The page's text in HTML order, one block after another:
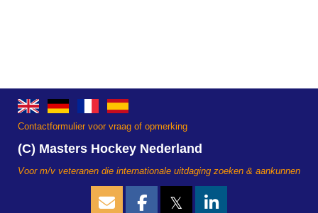
Contactformulier voor vraag of opmerking
(C) Masters Hockey Nederland
Voor m/v veteranen die internationale uitdaging zoeken & aankunnen
𝕏